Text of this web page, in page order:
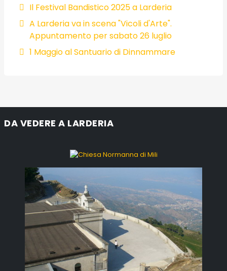
Il Festival Bandistico 2025 a Larderia
A Larderia va in scena "Vicoli d'Arte".
Appuntamento per sabato 26 luglio
1 Maggio al Santuario di Dinnammare
DA VEDERE A LARDERIA